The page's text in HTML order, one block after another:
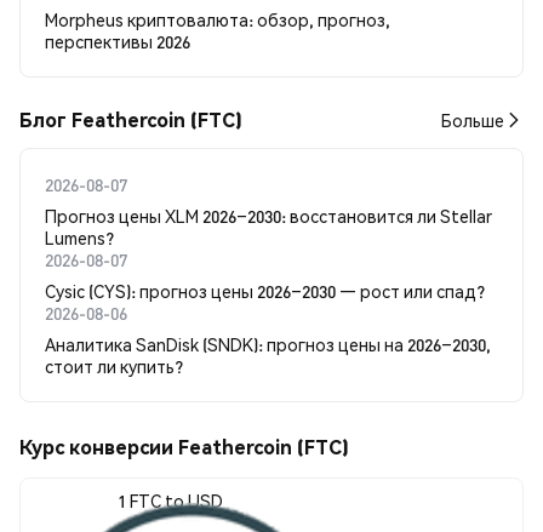
Morpheus криптовалюта: обзор, прогноз,
перспективы 2026
Блог Feathercoin (FTC) Больше
2026-08-07
Прогноз цены XLM 2026–2030: восстановится ли Stellar
Lumens?
2026-08-07
Cysic (CYS): прогноз цены 2026–2030 — рост или спад?
2026-08-06
Аналитика SanDisk (SNDK): прогноз цены на 2026–2030,
стоит ли купить?
Курс конверсии Feathercoin (FTC)
1 FTC to USD